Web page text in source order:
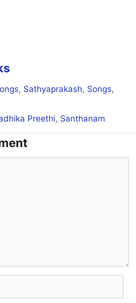
, Sathyaprakash, Songs,
Preethi, Santhanam